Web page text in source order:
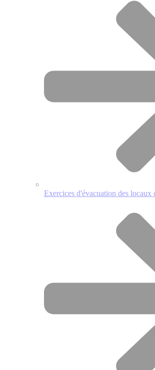
Exercices d'évacuation des locaux